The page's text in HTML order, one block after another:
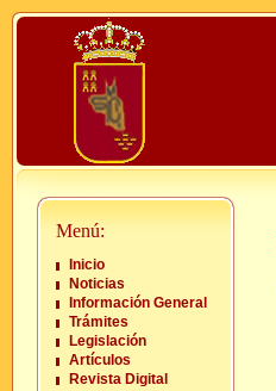
Menú:
Inicio
Noticias
Información General
Trámites
Legislación
Artículos
Revista Digital